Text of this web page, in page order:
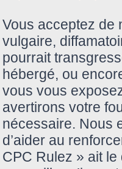
Vous acceptez de
vulgaire,
pourrait
hébergé, ou
vous vous
avertirons votre
nécessaire. Nous
d’aider au
CPC Rulez » ait le